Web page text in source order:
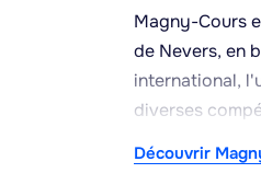
Magny-Cours
de Nevers, en
international,
diverses
Découvrir